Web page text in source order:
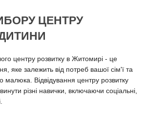
ЦЕНТРУ
центру розвитку в Житомирі - це
яке залежить від потреб вашої сім'ї та
малюка. Відвідування центру розвитку
різні навички, включаючи соціальні,